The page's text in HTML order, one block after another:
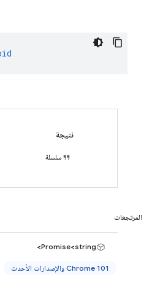
نتيجة
سلسلة
المرتجعات
Promise<string>
Chrome 101 والإصدارات الأحدث